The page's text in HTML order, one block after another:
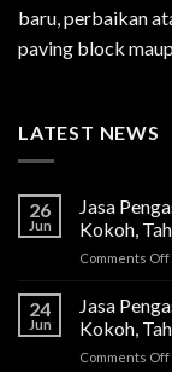
baru, perbaikan
paving block
LATEST NEWS
26
Jun
Jasa
Kokoh,
Comments Off
24
Jun
Jasa
Kokoh,
Comments Off